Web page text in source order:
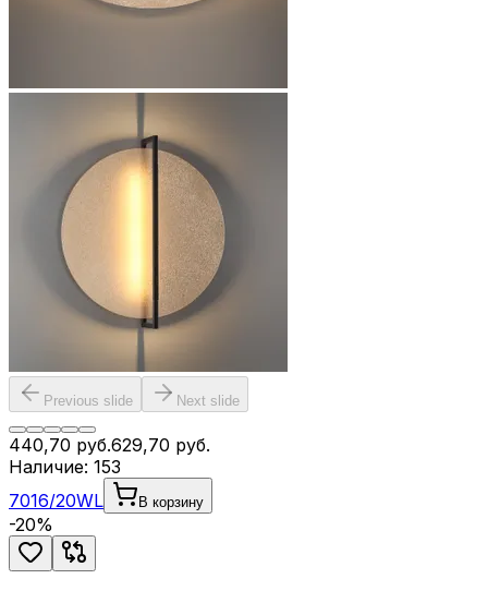
Previous slide Next slide
440,70 руб.629,70 руб.
Наличие: 153
7016/20WL
В корзину
-20%